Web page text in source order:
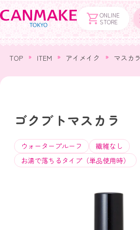
ONLINE
STORE
TOP ITEM アイメイク マスカラ
ゴクブトマスカラ
ウォータープルーフ
繊維なし
お湯で落ちるタイプ（単品使用時）